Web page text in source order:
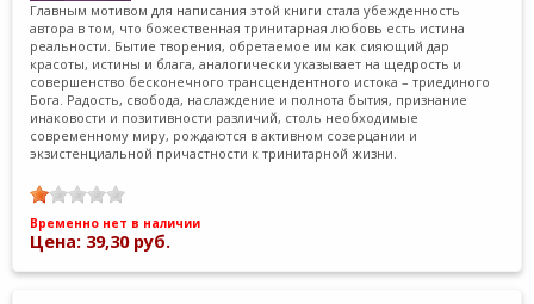
Главным мотивом для написания этой книги стала убежденность
автора в том, что божественная тринитарная любовь есть истина
реальности. Бытие творения, обретаемое им как сияющий дар
красоты, истины и блага, аналогически указывает на щедрость и
совершенство бесконечного трансцендентного истока – триединого
Бога. Радость, свобода, наслаждение и полнота бытия, признание
инаковости и позитивности различий, столь необходимые
современному миру, рождаются в активном созерцании и
экзистенциальной причастности к тринитарной жизни.
Временно нет в наличии
Цена: 39,30 руб.